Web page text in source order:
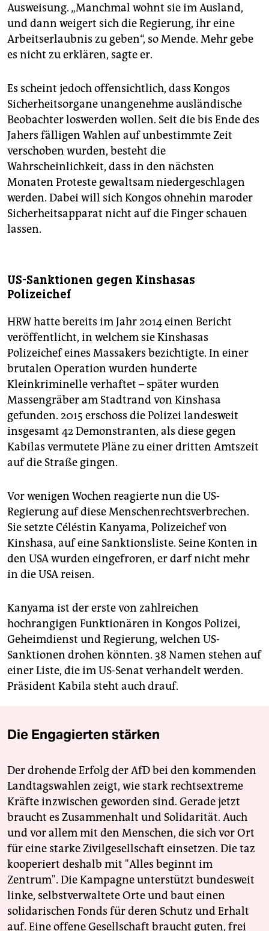
Ausweisung. „Manchmal wohnt sie im Ausland,
und dann weigert sich die Regierung, ihr eine
Arbeitserlaubnis zu geben“, so Mende. Mehr gebe
es nicht zu erklären, sagte er.
Es scheint jedoch offensichtlich, dass Kongos
Sicherheitsorgane unangenehme ausländische
Beobachter loswerden wollen. Seit die bis Ende des
Jahers fälligen Wahlen auf unbestimmte Zeit
verschoben wurden, besteht die
Wahrscheinlichkeit, dass in den nächsten
Monaten Proteste gewaltsam niedergeschlagen
werden. Dabei will sich Kongos ohnehin maroder
Sicherheitsapparat nicht auf die Finger schauen
lassen.
US-Sanktionen gegen Kinshasas
Polizeichef
HRW hatte bereits im Jahr 2014 einen Bericht
veröffentlicht, in welchem sie Kinshasas
Polizeichef eines Massakers bezichtigte. In einer
brutalen Operation wurden hunderte
Kleinkriminelle verhaftet – später wurden
Massengräber am Stadtrand von Kinshasa
gefunden. 2015 erschoss die Polizei landesweit
insgesamt 42 Demonstranten, als diese gegen
Kabilas vermutete Pläne zu einer dritten Amtszeit
auf die Straße gingen.
Vor wenigen Wochen reagierte nun die US-
Regierung auf diese Menschenrechtsverbrechen.
Sie setzte Céléstin Kanyama, Polizeichef von
Kinshasa, auf eine Sanktionsliste. Seine Konten in
den USA wurden eingefroren, er darf nicht mehr
in die USA reisen.
Kanyama ist der erste von zahlreichen
hochrangigen Funktionären in Kongos Polizei,
Geheimdienst und Regierung, welchen US-
Sanktionen drohen könnten. 38 Namen stehen auf
einer Liste, die im US-Senat verhandelt werden.
Präsident Kabila steht auch drauf.
Die Engagierten stärken
Der drohende Erfolg der AfD bei den kommenden
Landtagswahlen zeigt, wie stark rechtsextreme
Kräfte inzwischen geworden sind. Gerade jetzt
braucht es Zusammenhalt und Solidarität. Auch
und vor allem mit den Menschen, die sich vor Ort
für eine starke Zivilgesellschaft einsetzen. Die taz
kooperiert deshalb mit "Alles beginnt im
Zentrum". Die Kampagne unterstützt bundesweit
linke, selbstverwaltete Orte und baut einen
solidarischen Fonds für deren Schutz und Erhalt
auf. Eine offene Gesellschaft braucht guten, frei